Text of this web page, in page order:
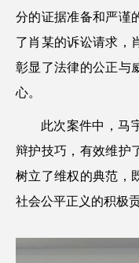
分的证据准备和严谨
了肖某的诉讼请求，
彰显了法律的公正与
心。
此次案件中，马
辩护技巧，有效维护
树立了维权的典范，
社会公平正义的积极贡